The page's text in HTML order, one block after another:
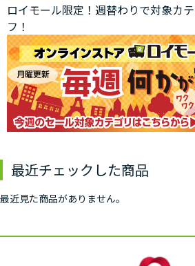
ロイモール限定！週替わりで対象カ
フ！
最近チェックした商品
最近見た商品がありません。